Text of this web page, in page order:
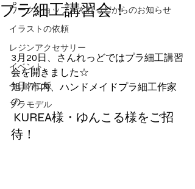
ワークショップさんれっどからのお知らせ
イラストの依頼
レジンアクセサリー
イベント
今日のご飯
プラモデル
プラ細工講習会！
3月20日、さんれっどではプラ細工講習
会を開きました☆
旭川市内、ハンドメイドプラ細工作家
の
待！